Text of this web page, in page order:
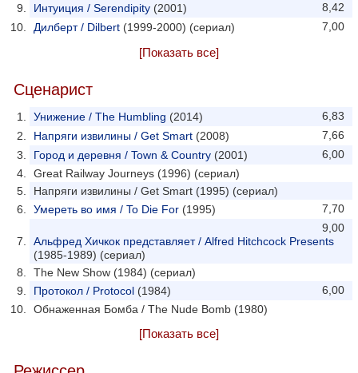
8,42
Интуиция / Serendipity (2001)
7,00
Дилберт / Dilbert (1999-2000) (сериал)
[Показать все]
Сценарист
6,83
Унижение / The Humbling (2014)
7,66
Напряги извилины / Get Smart (2008)
6,00
Город и деревня / Town & Country (2001)
Great Railway Journeys (1996) (сериал)
Напряги извилины / Get Smart (1995) (сериал)
7,70
Умереть во имя / To Die For (1995)
9,00
Альфред Хичкок представляет / Alfred Hitchcock Presents
(1985-1989) (сериал)
The New Show (1984) (сериал)
6,00
Протокол / Protocol (1984)
Обнаженная Бомба / The Nude Bomb (1980)
[Показать все]